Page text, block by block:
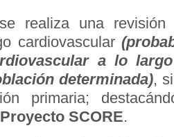
realiza una
cardiovascular
a lo
determinada),
primaria;
Proyecto SCORE.